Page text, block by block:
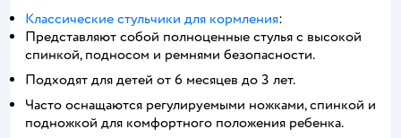
Классические стульчики для кормления:
Представляют собой полноценные стулья с высокой
спинкой, подносом и ремнями безопасности.
Подходят для детей от 6 месяцев до 3 лет.
Часто оснащаются регулируемыми ножками, спинкой и
подножкой для комфортного положения ребенка.